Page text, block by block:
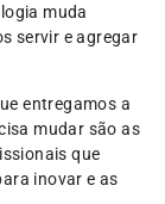
muda
servir e agregar
entregamos a
mudar são as
que
inovar e as